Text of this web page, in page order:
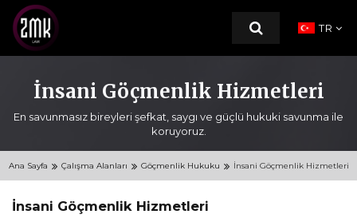
TR
İnsani Göçmenlik Hizmetleri
En savunmasız bireyleri şefkat, saygı ve güçlü hukuki savunma ile
koruyoruz.
Ana Sayfa Çalışma Alanları Göçmenlik Hukuku İnsani Göçmenlik Hizmetleri
İnsani Göçmenlik Hizmetleri